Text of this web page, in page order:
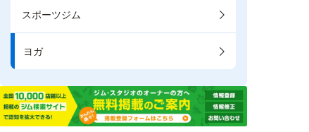
スポーツジム
ヨガ